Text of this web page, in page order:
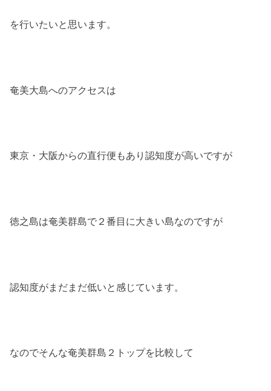
を行いたいと思います。
奄美大島へのアクセスは
東京・大阪からの直行便もあり認知度が高いですが
徳之島は奄美群島で２番目に大きい島なのですが
認知度がまだまだ低いと感じています。
なのでそんな奄美群島２トップを比較して